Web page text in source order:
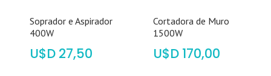
Soprador e Aspirador
400W
$ 27,50
Cortadora de Muro
1500W
$ 170,00